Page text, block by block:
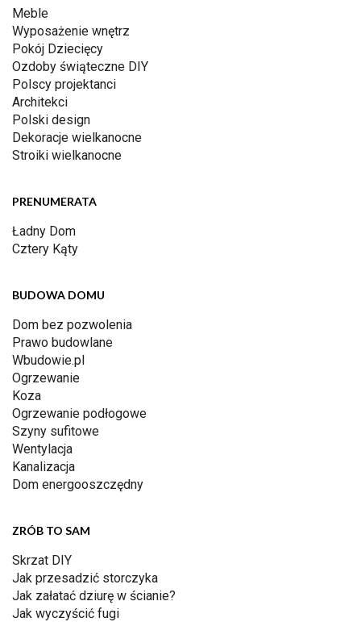
Meble
Wyposażenie wnętrz
Pokój Dziecięcy
Ozdoby świąteczne DIY
Polscy projektanci
Architekci
Polski design
Dekoracje wielkanocne
Stroiki wielkanocne
PRENUMERATA
Ładny Dom
Cztery Kąty
BUDOWA DOMU
Dom bez pozwolenia
Prawo budowlane
Wbudowie.pl
Ogrzewanie
Koza
Ogrzewanie podłogowe
Szyny sufitowe
Wentylacja
Kanalizacja
Dom energooszczędny
ZRÓB TO SAM
Skrzat DIY
Jak przesadzić storczyka
Jak załatać dziurę w ścianie?
Jak wyczyścić fugi